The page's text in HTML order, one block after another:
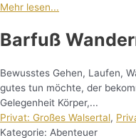
Mehr lesen...
Barfuß
Bewusstes Gehen, Laufen,
gutes tun möchte, der
Gelegenheit Körper,...
Privat: Großes Walsertal,
Kategorie: Abenteuer